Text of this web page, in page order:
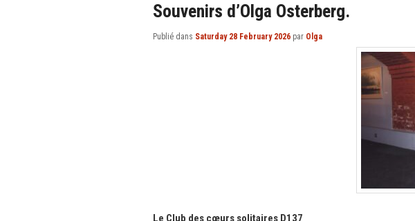
Souvenirs d’Olga Osterberg.
Publié dans Saturday 28 February 2026 par Olga
Le Club des cœurs solitaires D137